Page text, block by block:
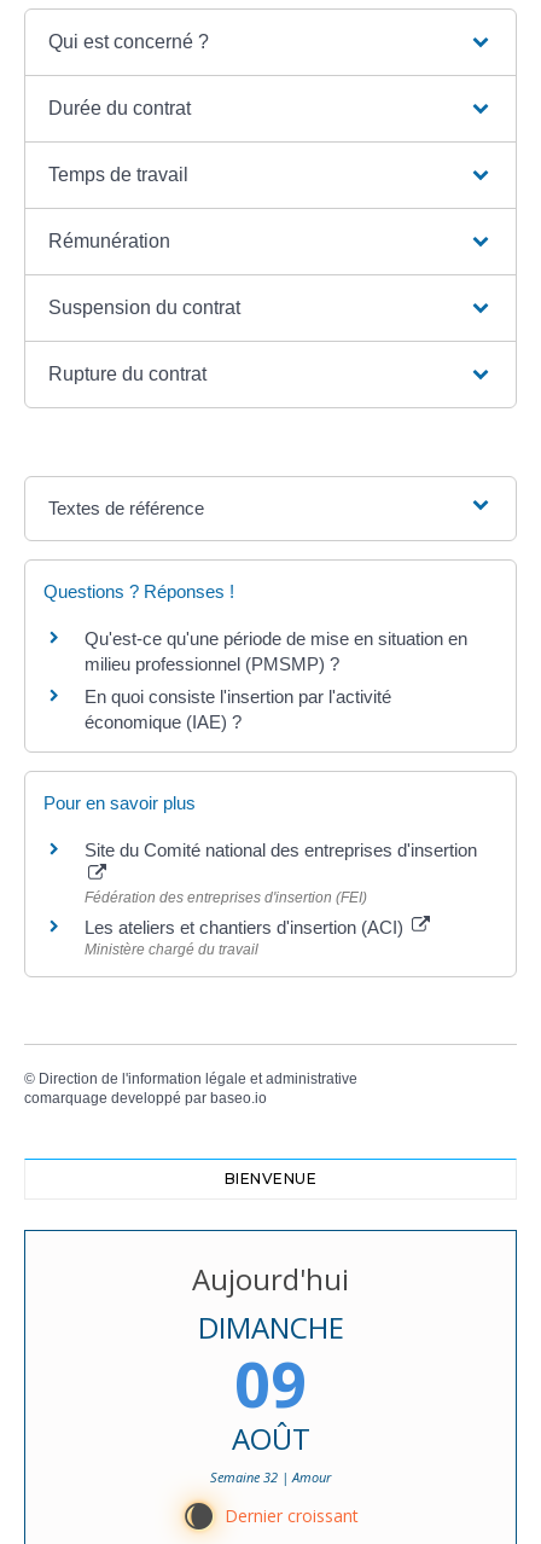
Qui est concerné ?
Durée du contrat
Temps de travail
Rémunération
Suspension du contrat
Rupture du contrat
Textes de référence
Questions ? Réponses !
Qu'est-ce qu'une période de mise en situation en
milieu professionnel (PMSMP) ?
En quoi consiste l'insertion par l'activité
économique (IAE) ?
Pour en savoir plus
Site du Comité national des entreprises d'insertion
Fédération des entreprises d'insertion (FEI)
Les ateliers et chantiers d'insertion (ACI)
Ministère chargé du travail
© Direction de l'information légale et administrative
comarquage developpé par baseo.io
BIENVENUE
Aujourd'hui
DIMANCHE
09
AOÛT
Semaine 32 | Amour
W Dernier croissant